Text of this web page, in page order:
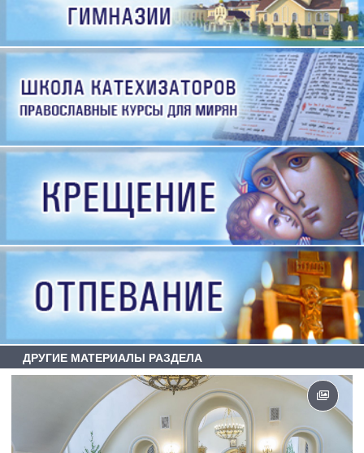
ДРУГИЕ МАТЕРИАЛЫ РАЗДЕЛА